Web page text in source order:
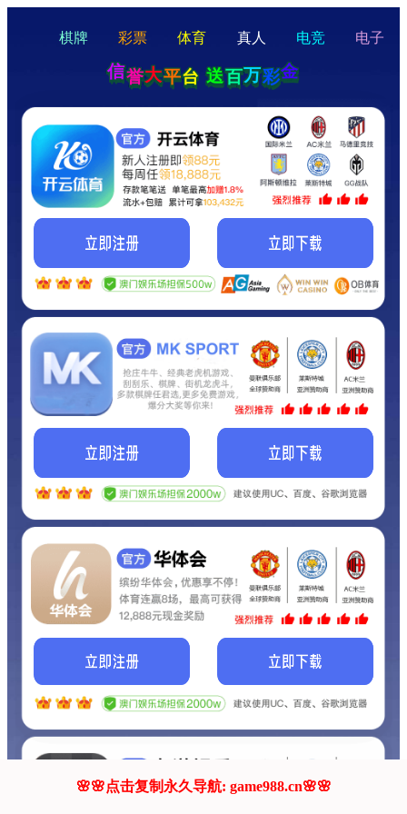
hello
Hey Guys!
我们即将上线啦...
我们的网站正在建设.
它将是非常棒的网站.
联系我们!